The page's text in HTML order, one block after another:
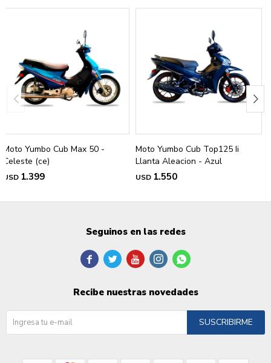
Moto Yumbo Cub Max 50 -
Celeste (ce)
USD 1.399
Moto Yumbo Cub Top125 Ii
Llanta Aleacion - Azul
USD 1.550
Seguinos en las redes
    
Recibe nuestras novedades
SUSCRIBIRME